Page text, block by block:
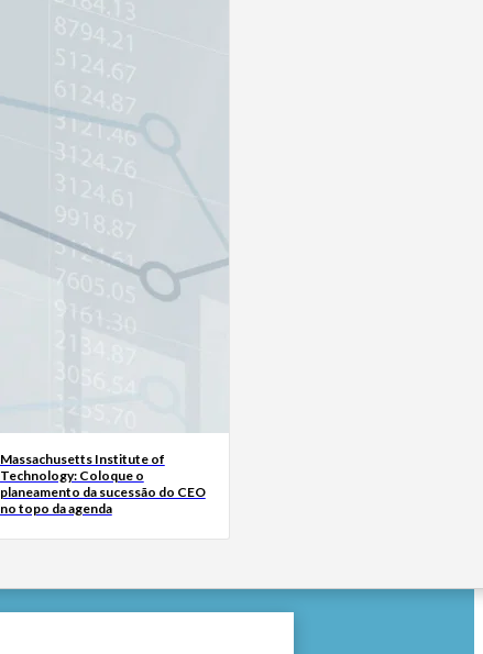
Massachusetts Institute of
Technology: Coloque o
planeamento da sucessão do CEO
no topo da agenda